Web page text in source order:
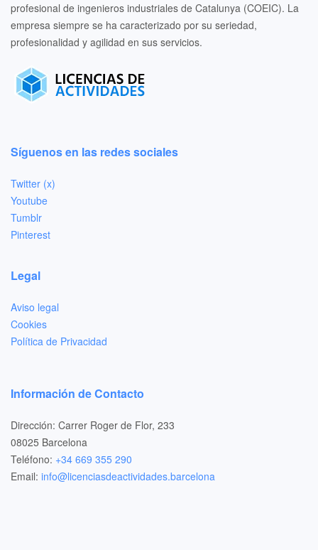
profesional de ingenieros industriales de Catalunya (COEIC). La
empresa siempre se ha caracterizado por su seriedad,
profesionalidad y agilidad en sus servicios.
Síguenos en las redes sociales
Twitter (x)
Youtube
Tumblr
Pinterest
Legal
Aviso legal
Cookies
Política de Privacidad
Información de Contacto
Dirección: Carrer Roger de Flor, 233
08025 Barcelona
Teléfono: +34 669 355 290
Email: info@licenciasdeactividades.barcelona